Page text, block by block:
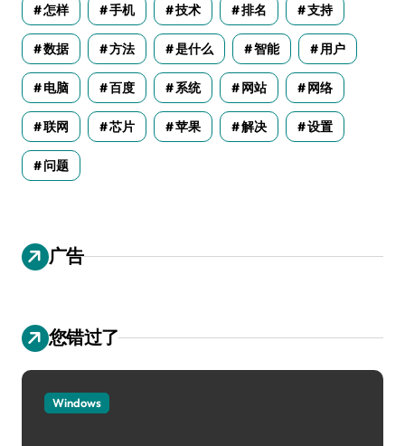
怎样 手机 技术 排名 支持
数据 方法 是什么 智能 用户
电脑 百度 系统 网站 网络
联网 芯片 苹果 解决 设置
问题
广告
您错过了
Windows